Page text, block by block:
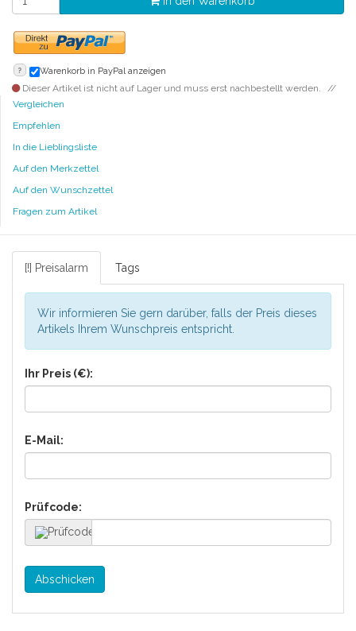
? Warenkorb in PayPal anzeigen
Dieser Artikel ist nicht auf Lager und muss erst nachbestellt werden.
Vergleichen
Empfehlen
In die Lieblingsliste
Auf den Merkzettel
Auf den Wunschzettel
Fragen zum Artikel
[!] Preisalarm Tags
Wir informieren Sie gern darüber, falls der Preis dieses
Artikels Ihrem Wunschpreis entspricht.
Ihr Preis (€):
E-Mail:
Prüfcode:
Abschicken